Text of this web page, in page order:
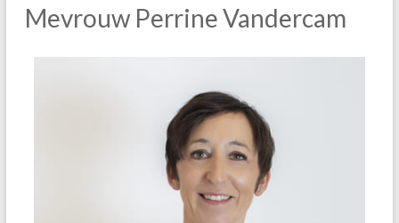
Mevrouw Perrine Vandercam